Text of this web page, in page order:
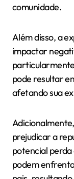
comunidade.
Além disso, a
impactar
pode resultar
afetando sua
prejudicar a
potencial
podem